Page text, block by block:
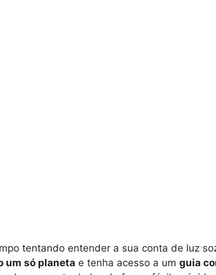
tentando entender a sua conta de luz
um só planeta e tenha acesso a um guia